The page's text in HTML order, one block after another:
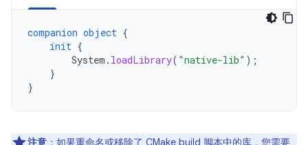
companion object {
init {
System . loadLibrary( "native-lib" );
}
}
注意 ：如果重命名或移除了 CMake build 脚本中的库，您需要